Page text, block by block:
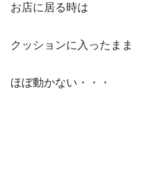
お店に居る時は
クッションに入ったまま
ほぼ動かない・・・